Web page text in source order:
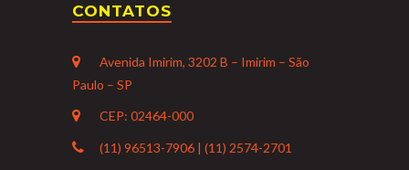
CONTATOS
Avenida Imirim, 3202 B – Imirim – São
Paulo – SP
CEP: 02464-000
(11) 96513-7906 | (11) 2574-2701